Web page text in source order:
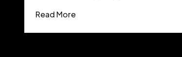
Read More